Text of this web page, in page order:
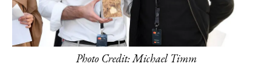
Photo Credit: Michael Timm